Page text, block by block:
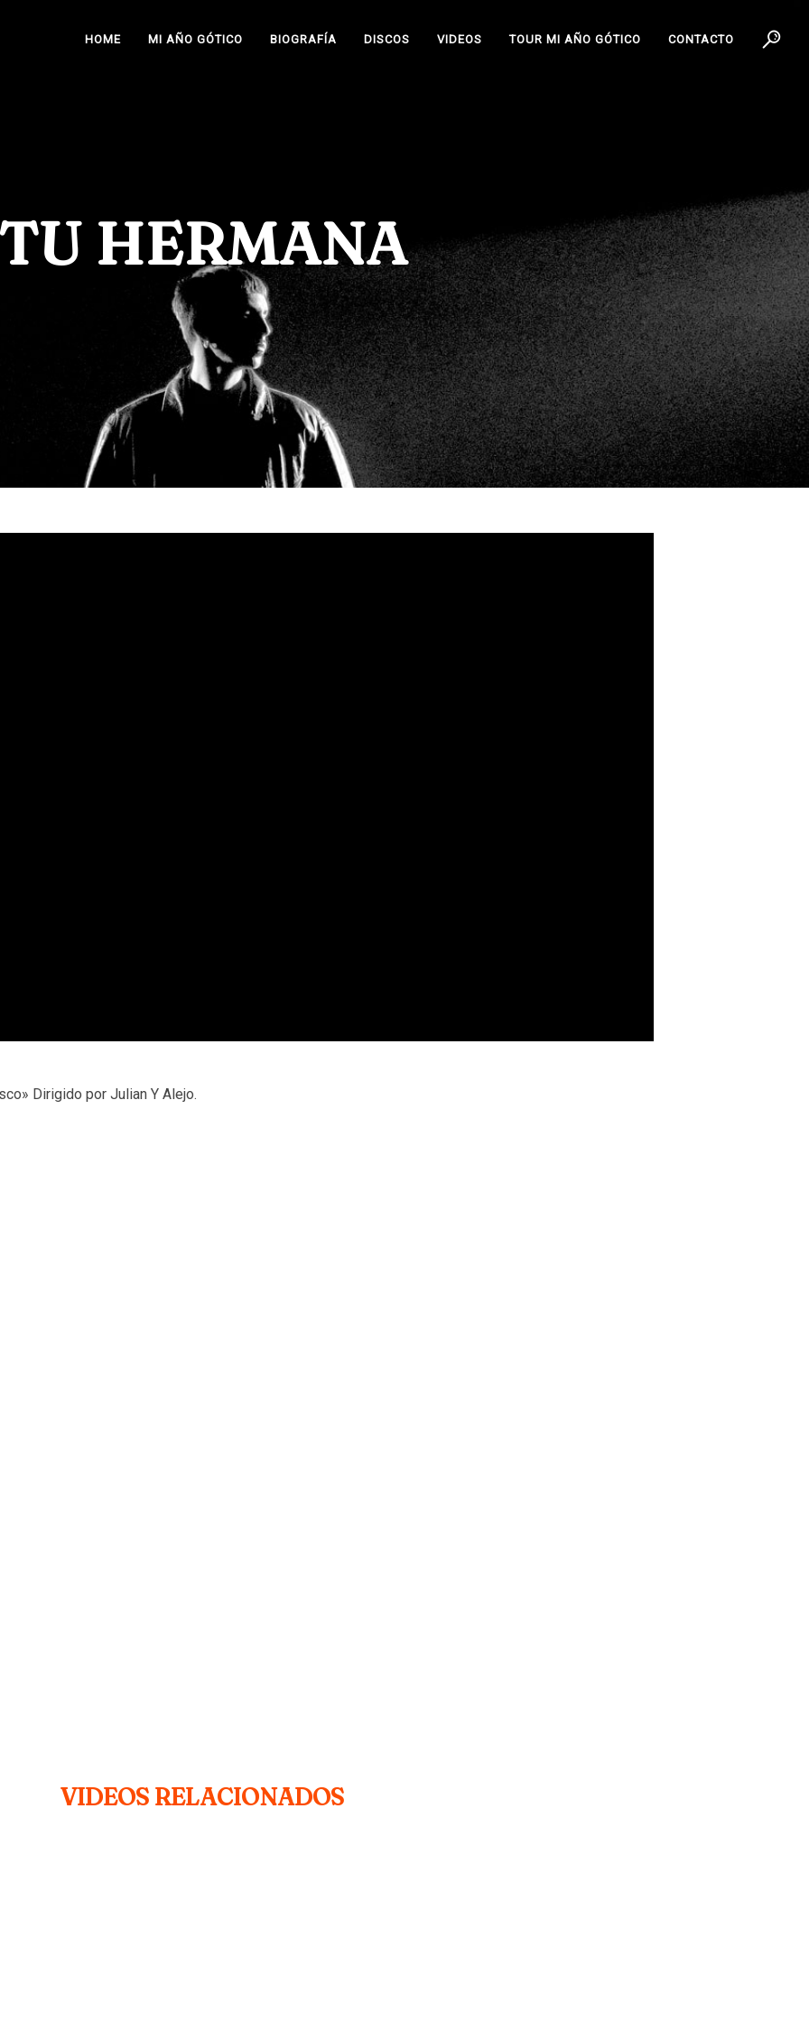
HOME MI AÑO GÓTICO BIOGRAFÍA DISCOS VIDEOS TOUR MI AÑO GÓTICO CONTACTO
HERMANA
Dirigido por Julian Y Alejo.
VIDEOS RELACIONADOS